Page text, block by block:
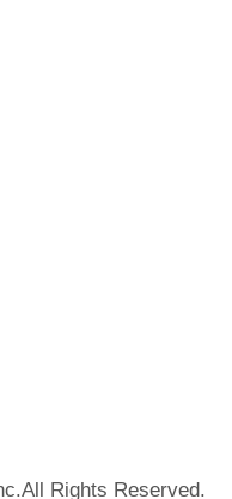
Rights Reserved.